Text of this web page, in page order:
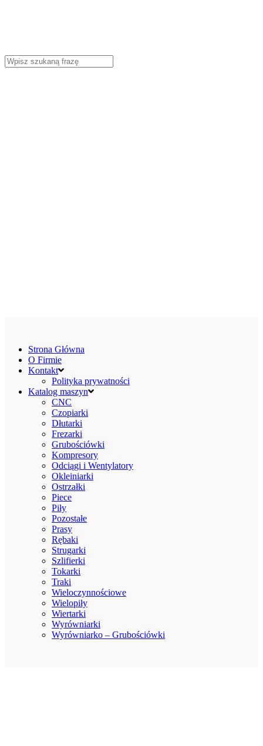
Strona Główna
O Firmie
Kontakt
Polityka prywatności
Katalog maszyn
CNC
Czopiarki
Dłutarki
Frezarki
Grubościówki
Kompresory
Odciągi i Wentylatory
Okleiniarki
Ostrzałki
Piece
Piły
Pozostałe
Prasy
Rębaki
Strugarki
Szlifierki
Tokarki
Traki
Wieloczynnościowe
Wielopiły
Wiertarki
Wyrówniarki
Wyrówniarko – Grubościówki